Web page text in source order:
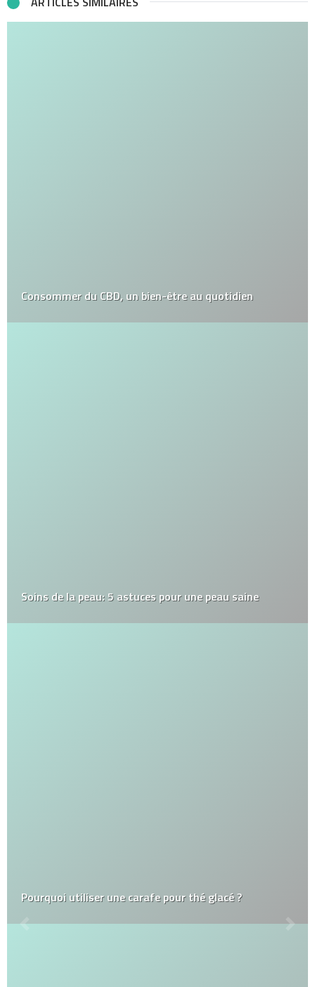
Consommer du CBD, un bien-être au quotidien
Soins de la peau: 5 astuces pour une peau saine
Pourquoi utiliser une carafe pour thé glacé ?